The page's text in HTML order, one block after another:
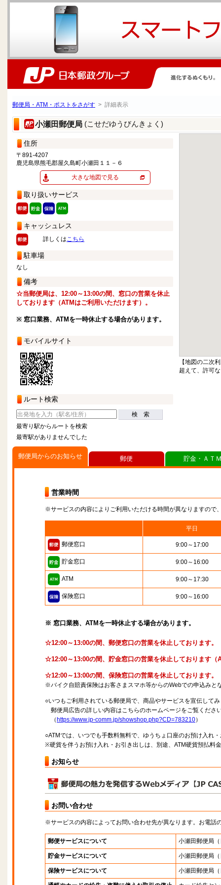
郵便局・ATM・ポストをさがす > 詳細表示
小瀬田郵便局 (こせだゆうびんきょく)
住所
〒891-4207
鹿児島県熊毛郡屋久島町小瀬田１１－６
大きな地図で見る
取り扱いサービス
キャッシュレス
詳しくはこちら
駐車場
なし
備考
☆当郵便局は、12:00～13:00の間、窓口の営業を休止
しております（ATMはご利用いただけます）。
※ 窓口業務、ATMを一時休止する場合があります。
モバイルサイト
ルート検索
検 索
最寄り駅からルートを検索
最寄駅がありませんでした
【地図の二次
超えて、許可
郵便局からのお知らせ
営業時間
※サービスの内容によりご利用いただける時間が異なりますので
平日
郵便窓口 9:00～17:00
貯金窓口 9:00～16:00
ATM 9:00～17:30
保険窓口 9:00～16:00
※ 窓口業務、ATMを一時休止する場合があります。
☆12:00～13:00の間、郵便窓口の営業を休止しております。
☆12:00～13:00の間、貯金窓口の営業を休止しております（
☆12:00～13:00の間、保険窓口の営業を休止しております。
※バイク自賠責保険はお客さまスマホ等からのWebでの申込みと
○いつもご利用されている郵便局で、商品やサービスを宣伝して
郵便局広告の詳しい内容はこちらのホームページをご覧くださ
（ https://www.jp-comm.jp/showshop.php?CD=783210）
○ATMでは、いつでも手数料無料で、ゆうちょ口座のお預け入れ
※硬貨を伴うお預け入れ・お引き出しは、別途、ATM硬貨預払料
お知らせ
お問い合わせ
※サービスの内容によってお問い合わせ先が異なります。お電話
郵便サービスについて 小瀬田郵便局
貯金サービスについて 小瀬田郵便局
保険サービスについて 小瀬田郵便局
郵便 貯金・ＡＴ